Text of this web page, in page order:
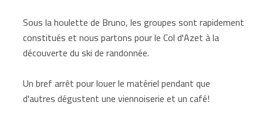
Sous la houlette de Bruno, les groupes sont rapidement
constitués et nous partons pour le Col d'Azet à la
découverte du ski de randonnée.
Un bref arrêt pour louer le matériel pendant que
d'autres dégustent une viennoiserie et un café!